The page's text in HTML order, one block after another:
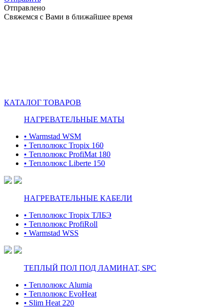
Отправлено
Свяжемся с Вами в ближайшее время
КАТАЛОГ ТОВАРОВ
НАГРЕВАТЕЛЬНЫЕ МАТЫ
• Warmstad WSM
• Теплолюкс Tropix 160
• Теплолюкс ProfiMat 180
• Теплолюкс Liberte 150
НАГРЕВАТЕЛЬНЫЕ КАБЕЛИ
• Теплолюкс Tropix ТЛБЭ
• Теплолюкс ProfiRoll
• Warmstad WSS
ТЕПЛЫЙ ПОЛ ПОД ЛАМИНАТ, SPC
• Теплолюкс Alumia
• Теплолюкс EvoHeat
• Slim Heat 220